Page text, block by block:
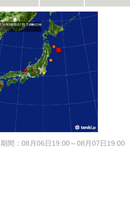
期間：08月06日19:00～08月07日19:00